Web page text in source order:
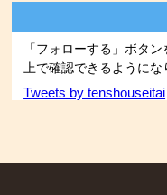
「フォローする」ボタ
上で確認できるようにな
Tweets by tenshouseitai